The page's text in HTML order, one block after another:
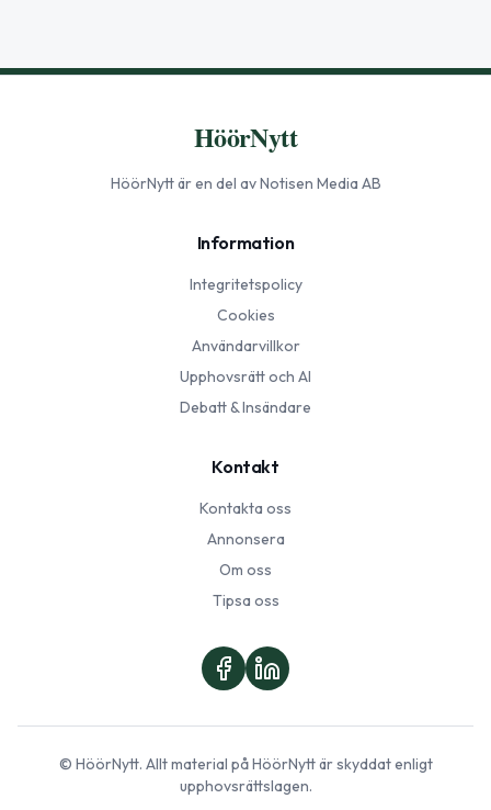
HöörNytt
HöörNyttär en del av Notisen Media AB
Information
Integritetspolicy
Cookies
Användarvillkor
Upphovsrätt och AI
Debatt & Insändare
Kontakt
Kontakta oss
Annonsera
Om oss
Tipsa oss
© HöörNytt. Allt material påHöörNyttär skyddat enligt
upphovsrättslagen.